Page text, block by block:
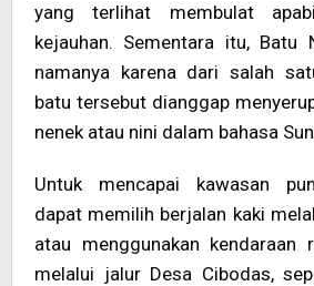
yang terlihat membulat
kejauhan. Sementara itu, Batu
namanya karena dari salah
batu tersebut dianggap
nenek atau nini dalam bahasa
Untuk mencapai kawasan
dapat memilih berjalan kaki
atau menggunakan kendaraan
melalui jalur Desa Cibodas,